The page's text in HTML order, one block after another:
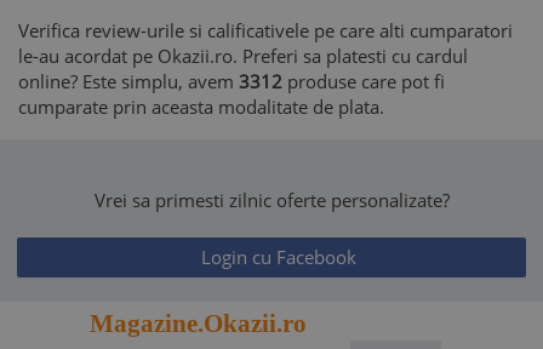
Verifica review-urile si calificativele pe care alti cumparatori
le-au acordat pe Okazii.ro. Preferi sa platesti cu cardul
online? Este simplu, avem 3312 produse care pot fi
cumparate prin aceasta modalitate de plata.
Vrei sa primesti zilnic oferte personalizate?
Login cu Facebook
Magazine.Okazii.ro